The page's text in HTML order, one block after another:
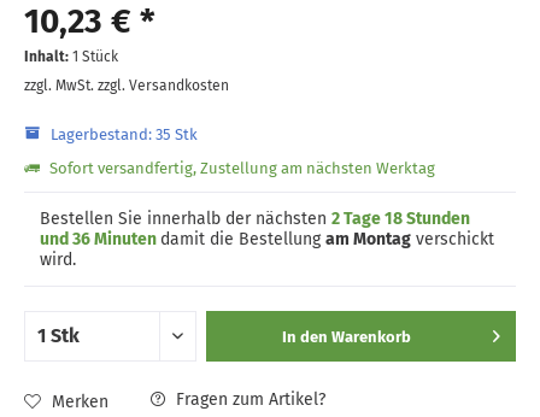
10,23 € *
Inhalt: 1 Stück
zzgl. MwSt. zzgl. Versandkosten
Lagerbestand: 35 Stk
Sofort versandfertig, Zustellung am nächsten Werktag
Bestellen Sie innerhalb der nächsten 2 Tage 18 Stunden
und 36 Minuten damit die Bestellungam Montag verschickt
wird.
In den Warenkorb
Merken Fragen zum Artikel?